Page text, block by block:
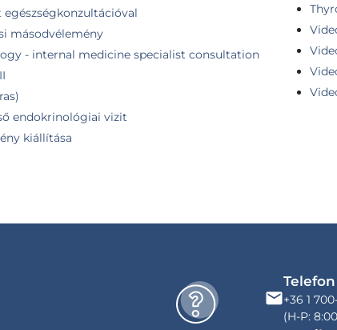
másodvélemény
- internal medicine specialist consultation
endokrinológiai vizit
kiállítása
Telefon
+36 1
(H-P: